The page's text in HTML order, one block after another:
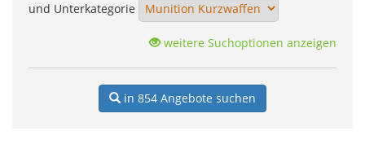
und Unterkategorie
weitere Suchoptionen anzeigen
in 854 Angebote suchen